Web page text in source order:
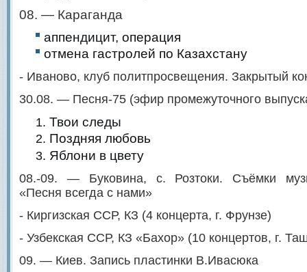
08. — Караганда
аппендицит, операция
отмена гастролей по Казахстану
- Иваново, клуб политпросвещения. Закрытый
30.08. — Песня-75 (эфир промежуточного
Твои следы
Поздняя любовь
Яблони в цвету
08.-09. — Буковина, с. Розтоки. Съёмки
«Песня всегда с нами»
- Киргизская ССР, КЗ (4 концерта, г. Фрунзе)
- Узбекская ССР, КЗ «Бахор» (10 концертов, г.
09. — Киев. Запись пластинки В.Ивасюка